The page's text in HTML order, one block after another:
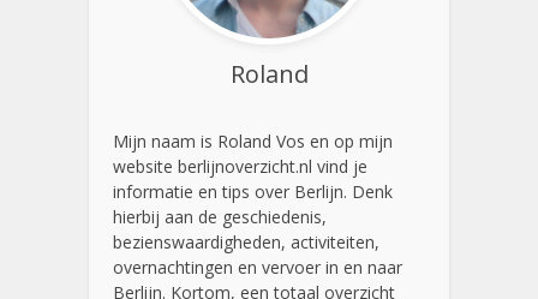
Roland
Mijn naam is Roland Vos en op mijn
website berlijnoverzicht.nl vind je
informatie en tips over Berlijn. Denk
hierbij aan de geschiedenis,
bezienswaardigheden, activiteiten,
overnachtingen en vervoer in en naar
Berlijn. Kortom, een totaal overzicht